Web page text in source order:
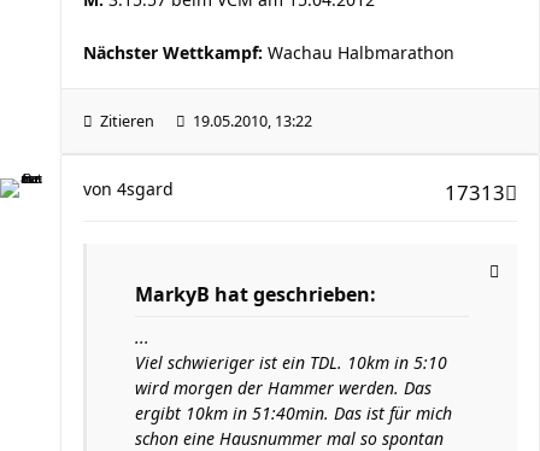
Nächster Wettkampf: Wachau Halbmarathon
Zitieren 19.05.2010, 13:22
17313
von 4sgard
MarkyB hat geschrieben:
...
Viel schwieriger ist ein TDL. 10km in 5:10
wird morgen der Hammer werden. Das
ergibt 10km in 51:40min. Das ist für mich
schon eine Hausnummer mal so spontan